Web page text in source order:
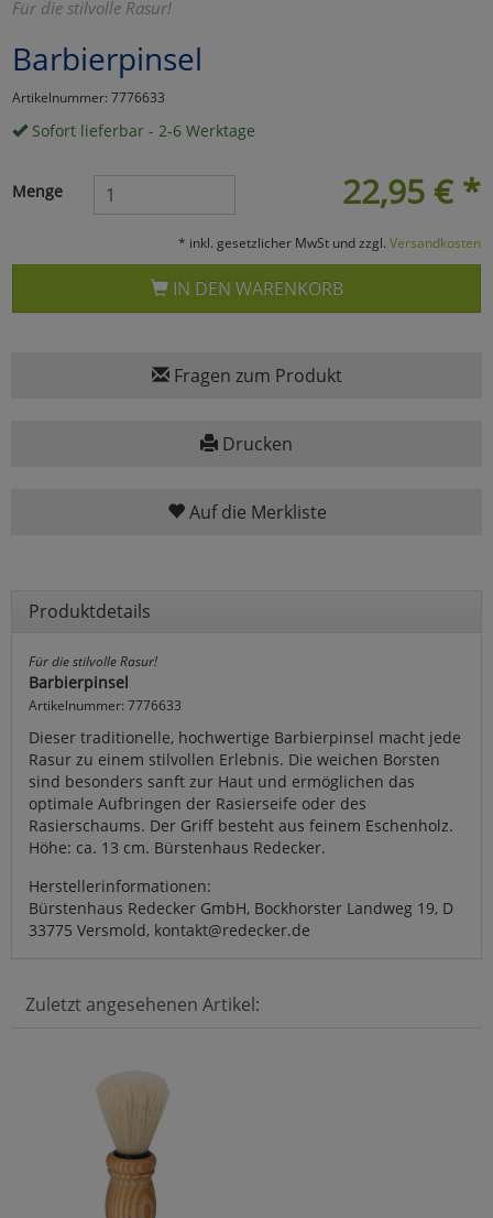
Für die stilvolle Rasur!
Barbierpinsel
Artikelnummer: 7776633
Sofort lieferbar - 2-6 Werktage
22,95 € *
Menge
* inkl. gesetzlicher MwSt und zzgl. Versandkosten
IN DEN WARENKORB
Fragen zum Produkt
Drucken
Auf die Merkliste
Produktdetails
Für die stilvolle Rasur!
Barbierpinsel
Artikelnummer: 7776633
Dieser traditionelle, hochwertige Barbierpinsel macht jede
Rasur zu einem stilvollen Erlebnis. Die weichen Borsten
sind besonders sanft zur Haut und ermöglichen das
optimale Aufbringen der Rasierseife oder des
Rasierschaums. Der Griff besteht aus feinem Eschenholz.
Höhe: ca. 13 cm. Bürstenhaus Redecker.
Herstellerinformationen:
Bürstenhaus Redecker GmbH, Bockhorster Landweg 19, D
33775 Versmold, kontakt@redecker.de
Zuletzt angesehenen Artikel:
Umfragetools
Cookies
Cookies
Einstellungen speichern
zurückzu Haupptseite